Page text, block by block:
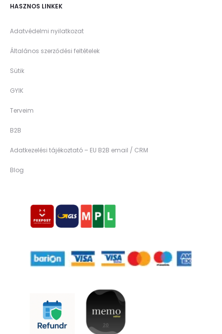
HASZNOS LINKEK
Adatvédelmi nyilatkozat
Általános szerződési feltételek
Sütik
GYIK
Terveim
B2B
Adatkezelési tájékoztató – EU B2B email / CRM
Blog